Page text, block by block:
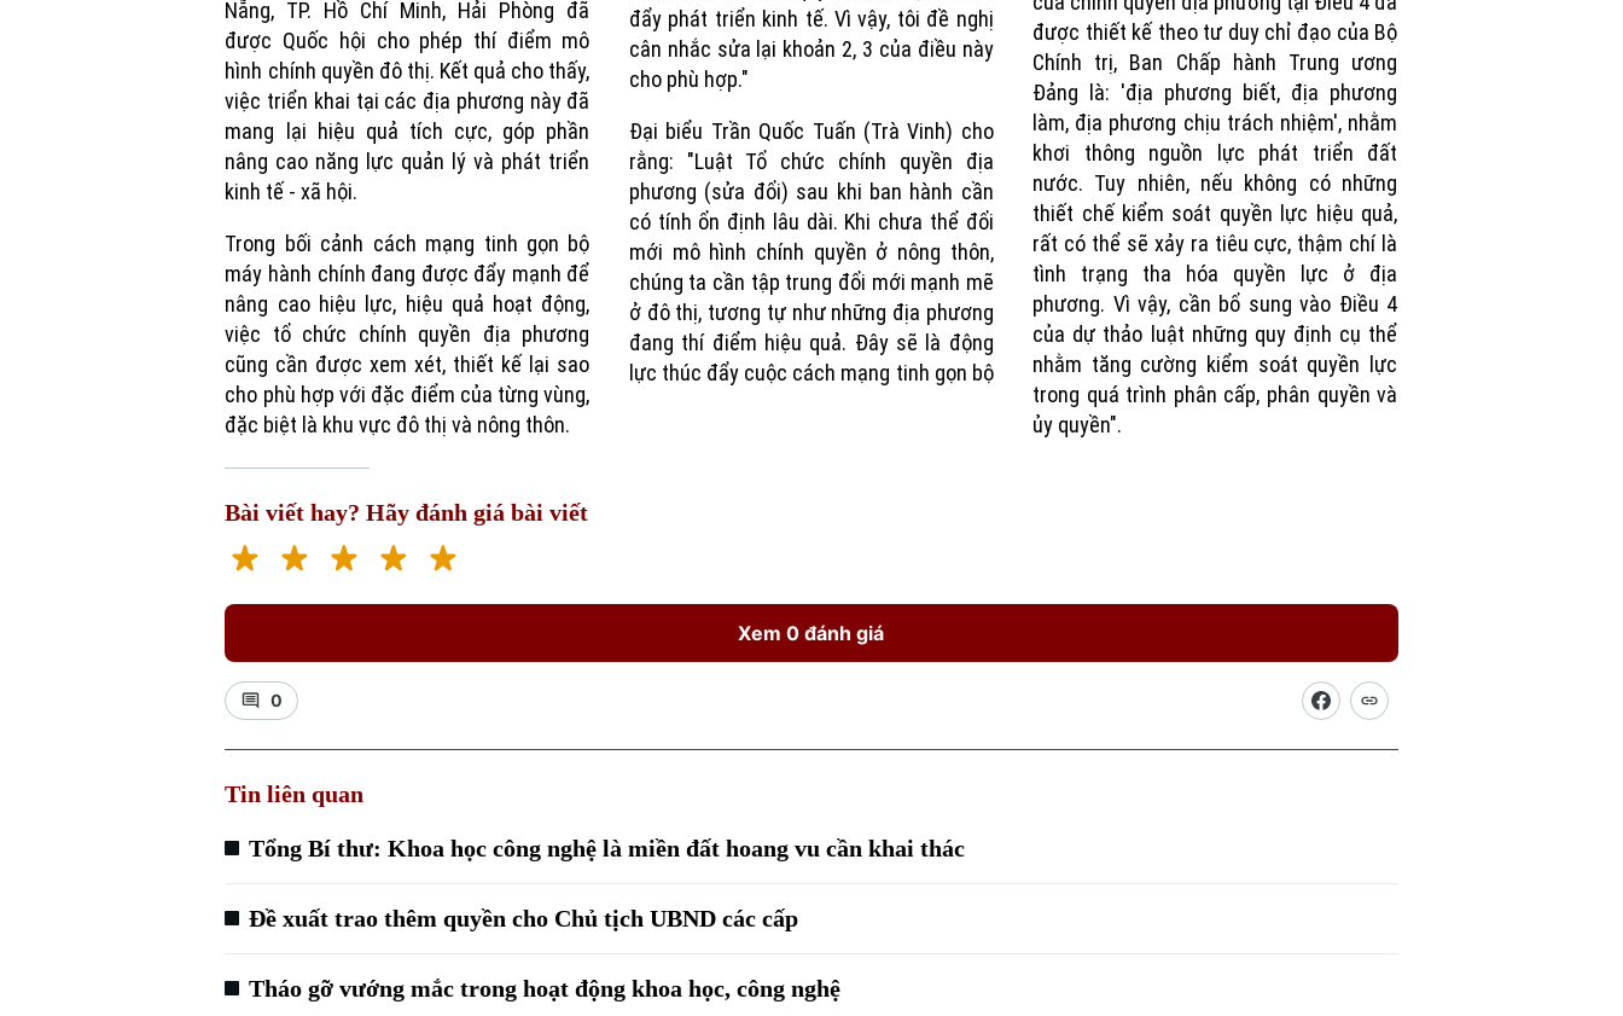
Nẵng, TP. Hồ Chí Minh, Hải Phòng đã
được Quốc hội cho phép thí điểm mô
hình chính quyền đô thị. Kết quả cho thấy,
việc triển khai tại các địa phương này đã
mang lại hiệu quả tích cực, góp phần
nâng cao năng lực quản lý và phát triển
kinh tế - xã hội.
Trong bối cảnh cách mạng tinh gọn bộ
máy hành chính đang được đẩy mạnh để
nâng cao hiệu lực, hiệu quả hoạt động,
việc tổ chức chính quyền địa phương
cũng cần được xem xét, thiết kế lại sao
cho phù hợp với đặc điểm của từng vùng,
đặc biệt là khu vực đô thị và nông thôn.
đẩy phát triển kinh tế. Vì vậy, tôi đề nghị
cân nhắc sửa lại khoản 2, 3 của điều này
cho phù hợp."
Đại biểu Trần Quốc Tuấn (Trà Vinh) cho
rằng: "Luật Tổ chức chính quyền địa
phương (sửa đổi) sau khi ban hành cần
có tính ổn định lâu dài. Khi chưa thể đổi
mới mô hình chính quyền ở nông thôn,
chúng ta cần tập trung đổi mới mạnh mẽ
ở đô thị, tương tự như những địa phương
đang thí điểm hiệu quả. Đây sẽ là động
lực thúc đẩy cuộc cách mạng tinh gọn bộ
được thiết kế theo tư duy chỉ đạo của Bộ
Chính trị, Ban Chấp hành Trung ương
Đảng là: 'địa phương biết, địa phương
làm, địa phương chịu trách nhiệm', nhằm
khơi thông nguồn lực phát triển đất
nước. Tuy nhiên, nếu không có những
thiết chế kiểm soát quyền lực hiệu quả,
rất có thể sẽ xảy ra tiêu cực, thậm chí là
tình trạng tha hóa quyền lực ở địa
phương. Vì vậy, cần bổ sung vào Điều 4
của dự thảo luật những quy định cụ thể
nhằm tăng cường kiểm soát quyền lực
trong quá trình phân cấp, phân quyền và
ủy quyền".
Bài viết hay? Hãy đánh giá bài viết
Xem 0 đánh giá
0
Tin liên quan
Tổng Bí thư: Khoa học công nghệ là miền đất hoang vu cần khai thác
Đề xuất trao thêm quyền cho Chủ tịch UBND các cấp
Tháo gỡ vướng mắc trong hoạt động khoa học, công nghệ